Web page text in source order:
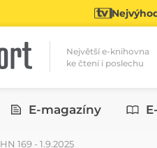
Největší e-knihovna
ke čtení i poslechu
E-magazíny
HN 169 - 1.9.2025